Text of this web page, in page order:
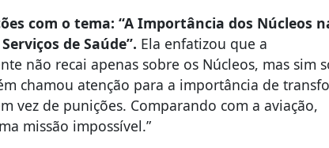
com o tema: “A Importância dos Núcleos
de Saúde”. Ela enfatizou que a
não recai apenas sobre os Núcleos, mas sim
chamou atenção para a importância de
vez de punições. Comparando com a aviação,
missão impossível.”